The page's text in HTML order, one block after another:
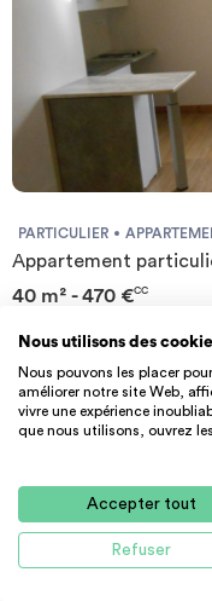
PARTICULIER
Appartement
40 m² - 470 €CC
Nous utilisons des
Nous pouvons les placer
améliorer notre site Web,
vivre une expérience
que nous utilisons, ouvrez
Accepter tout
Refuser